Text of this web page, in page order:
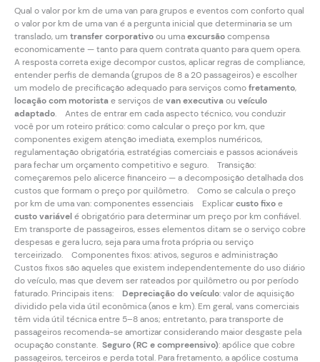
Qual o valor por km de uma van para grupos e eventos com conforto qual
o valor por km de uma van é a pergunta inicial que determinaria se um
translado, um transfer corporativoou umaexcursãocompensa
economicamente — tanto para quem contrata quanto para quem opera.
A resposta correta exige decompor custos, aplicar regras de compliance,
entender perfis de demanda (grupos de 8 a 20 passageiros) e escolher
um modelo de precificação adequado para serviços comofretamento,
locação com motoristae serviços devan executivaou veículo
adaptado. Antes de entrar em cada aspecto técnico, vou conduzir
você por um roteiro prático: como calcular o preço por km, que
componentes exigem atenção imediata, exemplos numéricos,
regulamentação obrigatória, estratégias comerciais e passos acionáveis
para fechar um orçamento competitivo e seguro. Transição:
começaremos pelo alicerce financeiro — a decomposição detalhada dos
custos que formam o preço por quilômetro. Como se calcula o preço
por km de uma van: componentes essenciais Explicarcusto fixoe
custo variávelé obrigatório para determinar um preço por km confiável.
Em transporte de passageiros, esses elementos ditam se o serviço cobre
despesas e gera lucro, seja para uma frota própria ou serviço
terceirizado. Componentes fixos: ativos, seguros e administração
Custos fixos são aqueles que existem independentemente do uso diário
do veículo, mas que devem ser rateados por quilômetro ou por período
faturado. Principais itens: Depreciação do veículo: valor de aquisição
dividido pela vida útil econômica (anos e km). Em geral, vans comerciais
têm vida útil técnica entre 5–8 anos; entretanto, para transporte de
passageiros recomenda-se amortizar considerando maior desgaste pela
ocupação constante. Seguro (RC e compreensivo): apólice que cobre
passageiros, terceiros e perda total. Para fretamento, a apólice costuma